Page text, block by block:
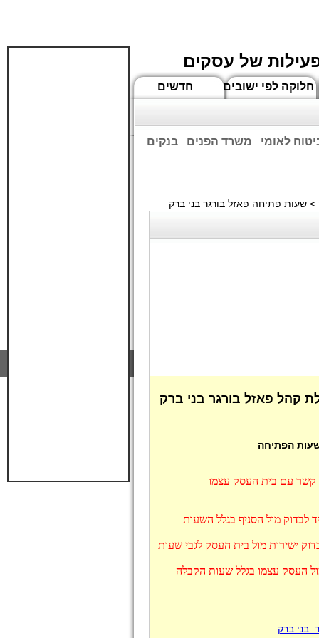
של עסקים
חדשים חלוקה לפי ישובים
בנקים משרד הפנים לאומי
> שעות פתיחה פאזל בורגר בני ברק
קהל פאזל בורגר בני ברק
הפתיחה
קשר עם בית העסק עצמו
לבדוק מול הסניף בגלל השעות
ישירות מול בית העסק לגבי שעות
העסק עצמו בגלל שעות הקבלה
בני ברק